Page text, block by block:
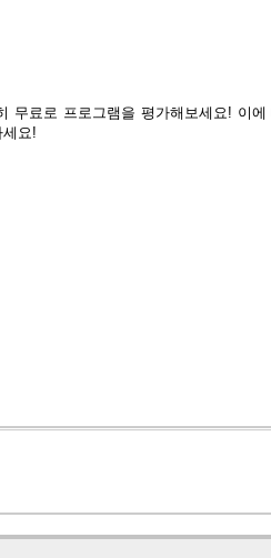
무료로 프로그램을 평가해보세요! 이
세요!